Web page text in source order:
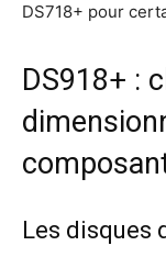
DS718+ pour
DS918+ :
Les disques